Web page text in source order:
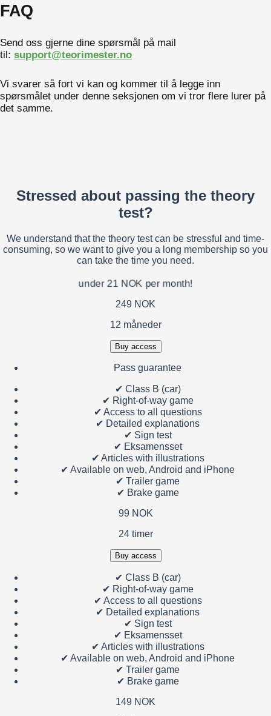
FAQ
Send oss gjerne dine spørsmål på mail
til: support@teorimester.no
Vi svarer så fort vi kan og kommer til å legge inn
spørsmålet under denne seksjonen om vi tror flere lurer på
det samme.
Stressed about passing the theory
test?
We understand that the theory test can be stressful and time-
consuming, so we want to give you a long membership so you
can take the time you need.
under 21 NOK per month!
249 NOK
12 måneder
Buy access
Pass guarantee
✔ Class B (car)
✔ Right-of-way game
✔ Access to all questions
✔ Detailed explanations
✔ Sign test
✔ Eksamensset
✔ Articles with illustrations
✔ Available on web, Android and iPhone
✔ Trailer game
✔ Brake game
99 NOK
24 timer
Buy access
✔ Class B (car)
✔ Right-of-way game
✔ Access to all questions
✔ Detailed explanations
✔ Sign test
✔ Eksamensset
✔ Articles with illustrations
✔ Available on web, Android and iPhone
✔ Trailer game
✔ Brake game
149 NOK